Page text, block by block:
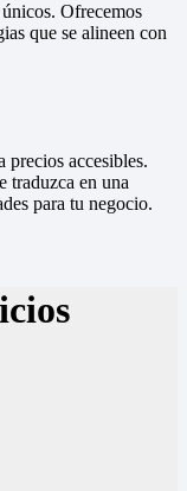
Ofrecemos
que se alineen con
precios accesibles.
traduzca en una
para tu negocio.